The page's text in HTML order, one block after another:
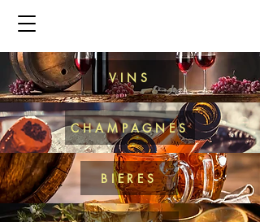
VINS
CHAMPAGNES
BIERES